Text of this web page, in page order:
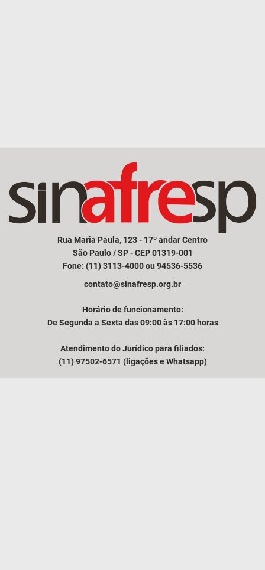
Rua Maria Paula, 123 - 17º andar Centro
São Paulo / SP - CEP 01319-001
Fone: (11) 3113-4000 ou 94536-5536
contato@sinafresp.org.br
Horário de funcionamento:
De Segunda a Sexta das 09:00 às 17:00 horas
Atendimento do Jurídico para filiados:
(11) 97502-6571 (ligações e Whatsapp)